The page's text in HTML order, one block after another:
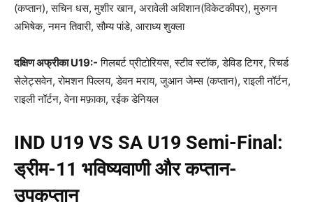
(कप्तान), सचिन धस, मुशीर खान, अरावेली अविशान(विकेटकीपर), मुरुगन
अभिषेक, नमन तिवारी, सौम्य पांडे, आराध्य शुक्ला
दक्षिण अफ्रीकाU19:- गिलबर्ट प्रीटोरियस, स्टीव स्टॉक, डेविड टिगर, रिचर्ड
सेलेट्सवेन, रोमशन पिल्लय, डेवन मराय, जुआन जेम्स (कप्तान), राइली नॉर्टन,
राइली नॉर्टन, वेना मफ़ाका, रईक डेनियल
IND U19 VS SA U19 Semi-Final:
ड्रीम-11 भविष्यवाणी और कप्तान-
उपकप्तान